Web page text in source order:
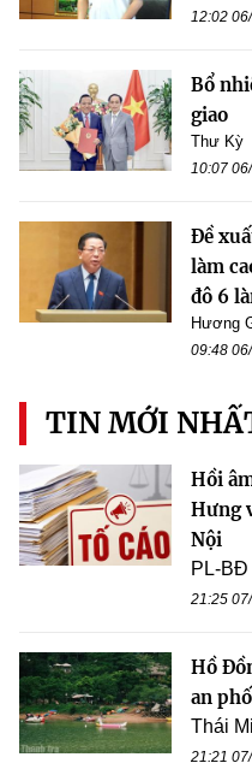
12:02
Bổ
giao
Thư Kỳ
10:07
Đề
làm
đô 6
Hương
09:48
TIN MỚI
Hồi
Hưng
Nội
PL-BĐ
21:25
Hồ
an
Thái
21:21